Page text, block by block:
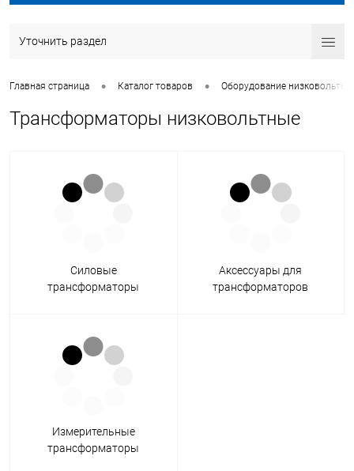
Уточнить раздел
Главная страница • Каталог товаров • Оборудование
Трансформаторы низковольтные
Силовые
трансформаторы
Аксессуары для
трансформаторов
Измерительные
трансформаторы